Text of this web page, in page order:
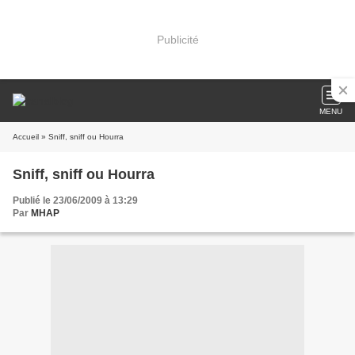
Publicité
MENU
Accueil » Sniff, sniff ou Hourra
Sniff, sniff ou Hourra
Publié le 23/06/2009 à 13:29
Par MHAP